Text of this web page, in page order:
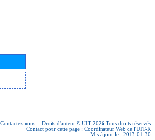
Contactez-nous - Droits d'auteur © UIT 2026 Tous droits réservés
Contact pour cette page : Coordinateur Web de l'UIT-R
Mis à jour le : 2013-01-30